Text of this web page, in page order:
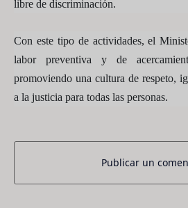
libre de discriminación.
Con este tipo de actividades, el
labor preventiva y de
promoviendo una cultura de respeto,
a la justicia para todas las personas.
Publicar un